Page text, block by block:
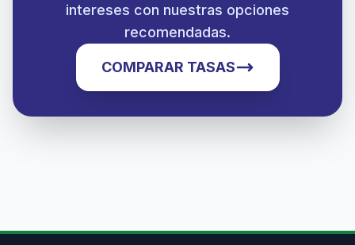
intereses con nuestras opciones
recomendadas.
COMPARAR TASAS